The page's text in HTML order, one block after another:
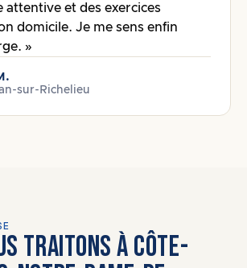
attentive et des exercices
domicile. Je me sens enfin
»
sur-Richelieu
TRAITONS À CÔTE-